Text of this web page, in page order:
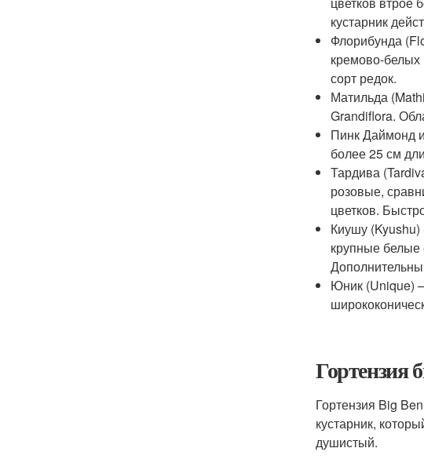
кустарник
Флорибунда
кремово-белых
сорт редок.
Матильда
Grandiflora.
Пинк Даймонд
более 25 см
Тардива
розовые,
цветков.
Киушу
крупные белые
Юник (Unique)
Гортензия
Гортензия Big
кустарник,
душистый.